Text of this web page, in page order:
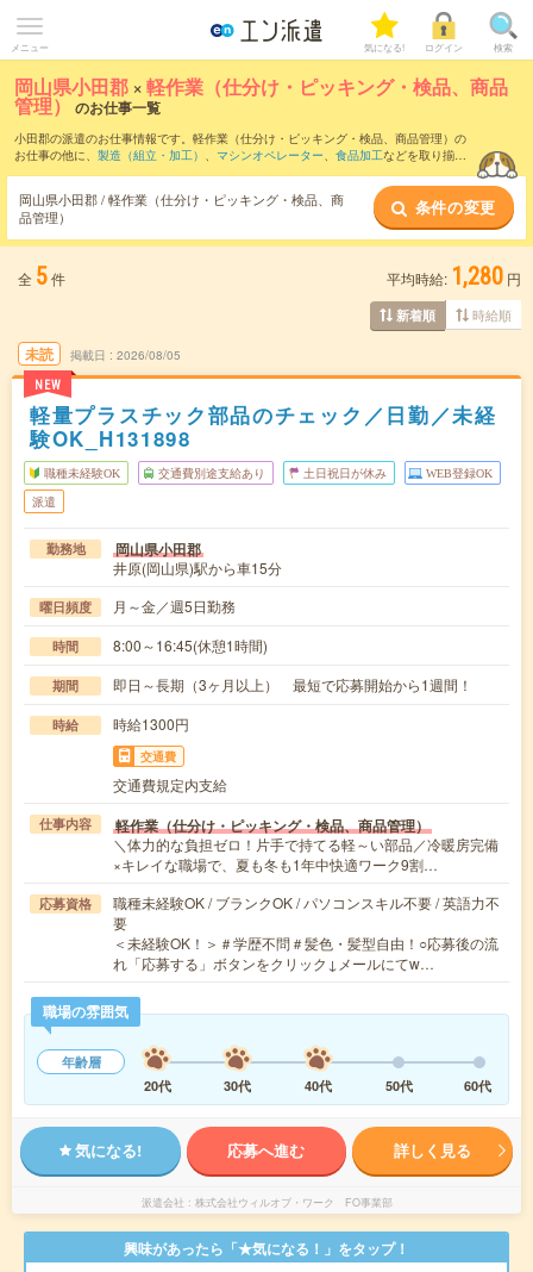
メニュー 気になる! ログイン 検索
岡山県小田郡 ×軽作業（仕分け・ピッキング・検品、商品
管理） のお仕事一覧
小田郡の派遣のお仕事情報です。軽作業（仕分け・ピッキング・検品、商品管理）の
お仕事の他に、 製造（組立・加工） 、 マシンオペレーター、 食品加工などを取り揃え
軽作業（仕分け・ピッキング・検品、商品管理）
のお仕事とは？とは？
岡山県小田郡 / 軽作業（仕分け・ピッキング・検品、商
品管理）
条件の変更
全 5件 平均時給: 1,280 円
新着順 時給順
未読
NEW
掲載日 2026/08/05
軽量プラスチック部品のチェック／日勤／未経
験OK_H131898
職種未経験OK 交通費別途支給あり 土日祝日が休み WEB登録OK
派遣
勤務地 岡山県小田郡
井原(岡山県)駅から車15分
曜日頻度 月～金／週5日勤務
時間 8:00～16:45(休憩1時間)
期間 即日～長期（3ヶ月以上） 最短で応募開始から1週間！
時給 時給1300円
交通費
交通費規定内支給
仕事内容 軽作業（仕分け・ピッキング・検品、商品管理）
＼体力的な負担ゼロ！片手で持てる軽～い部品／冷暖房完備
×キレイな職場で、夏も冬も1年中快適ワーク9割…
応募資格
職種未経験OK / ブランクOK / パソコンスキル不要 / 英語力不
要
＜未経験OK！＞＃学歴不問＃髪色・髪型自由！○応募後の流
れ「応募する」ボタンをクリック↓メールにてw…
職場の雰囲気
年齢層
20代
30代 40代 50代 60代
気になる! 応募へ進む 詳しく見る
派遣会社 株式会社ウィルオブ・ワーク FO事業部
興味があったら「★気になる！」をタップ！